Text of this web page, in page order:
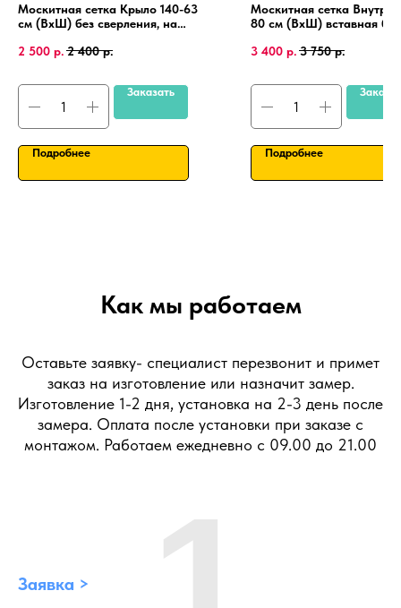
Москитная сетка Крыло 140-63
см (ВхШ) без сверления, на
рамка.
2 500 р. 2 400 р.
Заказать
Подробнее
Москитная сетка
80 см (ВхШ) вставная без
ПВХ, алюминиевая
3 400 р. 3 750 р.
Подробнее
Как мы работаем
Оставьте заявку- специалист перезвонит и примет
заказ на изготовление или назначит замер.
Изготовление 1-2 дня, установка на 2-3 день после
замера. Оплата после установки при заказе с
монтажом. Работаем ежедневно с 09.00 до 21.00
Заявка >